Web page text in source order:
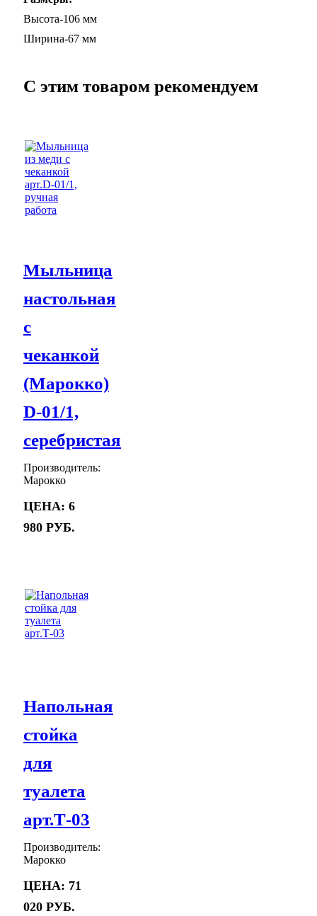
Высота-106 мм
Ширина-67 мм
C этим товаром рекомендуем
Мыльница
настольная
с
чеканкой
(Марокко)
D-01/1,
серебристая
Производитель:
Марокко
Цена: 6
980 руб.
Напольная
стойка
для
туалета
арт.Т-03
Производитель:
Марокко
Цена: 71
020 руб.